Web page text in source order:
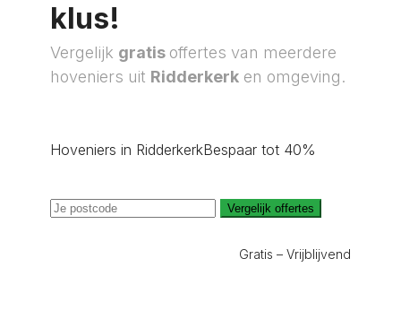
klus!
Vergelijk gratis offertes van meerdere
hoveniers uit Ridderkerk en omgeving.
Hoveniers in RidderkerkBespaar tot 40%
Vergelijk offertes
Gratis – Vrijblijvend